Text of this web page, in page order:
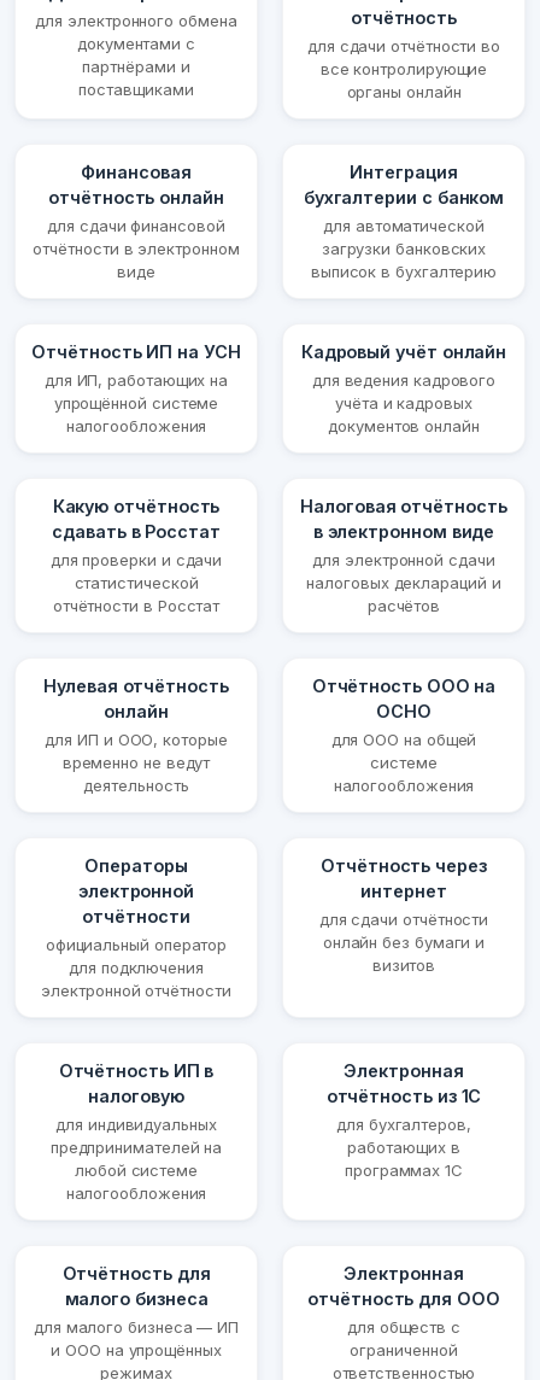
для электронного обмена
документами с
партнёрами и
поставщиками
отчётность
для сдачи отчётности во
все контролирующие
органы онлайн
Финансовая
отчётность онлайн
для сдачи финансовой
отчётности в электронном
виде
Интеграция
бухгалтерии с банком
для автоматической
загрузки банковских
выписок в бухгалтерию
Отчётность ИП на УСН
для ИП, работающих на
упрощённой системе
налогообложения
Кадровый учёт онлайн
для ведения кадрового
учёта и кадровых
документов онлайн
Какую отчётность
сдавать в Росстат
для проверки и сдачи
статистической
отчётности в Росстат
Налоговая отчётность
в электронном виде
для электронной сдачи
налоговых деклараций и
расчётов
Нулевая отчётность
онлайн
для ИП и ООО, которые
временно не ведут
деятельность
Отчётность ООО на
ОСНО
для ООО на общей
системе
налогообложения
Операторы
электронной
отчётности
официальный оператор
для подключения
электронной отчётности
Отчётность через
интернет
для сдачи отчётности
онлайн без бумаги и
визитов
Отчётность ИП в
налоговую
для индивидуальных
предпринимателей на
любой системе
налогообложения
Электронная
отчётность из 1С
для бухгалтеров,
работающих в
программах 1С
Отчётность для
малого бизнеса
для малого бизнеса — ИП
и ООО на упрощённых
режимах
Электронная
отчётность для ООО
для обществ с
ограниченной
ответственностью